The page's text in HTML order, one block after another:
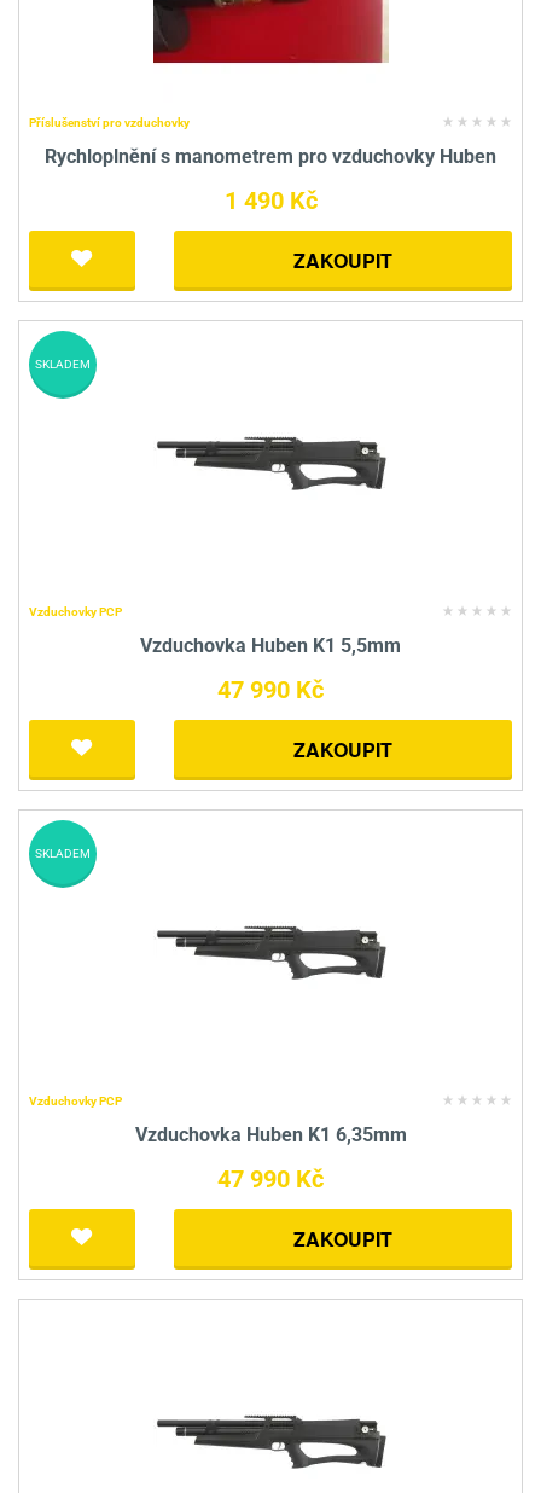
Příslušenství pro vzduchovky
Rychloplnění s manometrem pro vzduchovky Huben
1 490 Kč
ZAKOUPIT
Vzduchovky PCP
Vzduchovka Huben K1 5,5mm
47 990 Kč
ZAKOUPIT
SKLADEM
Vzduchovky PCP
Vzduchovka Huben K1 6,35mm
47 990 Kč
ZAKOUPIT
SKLADEM